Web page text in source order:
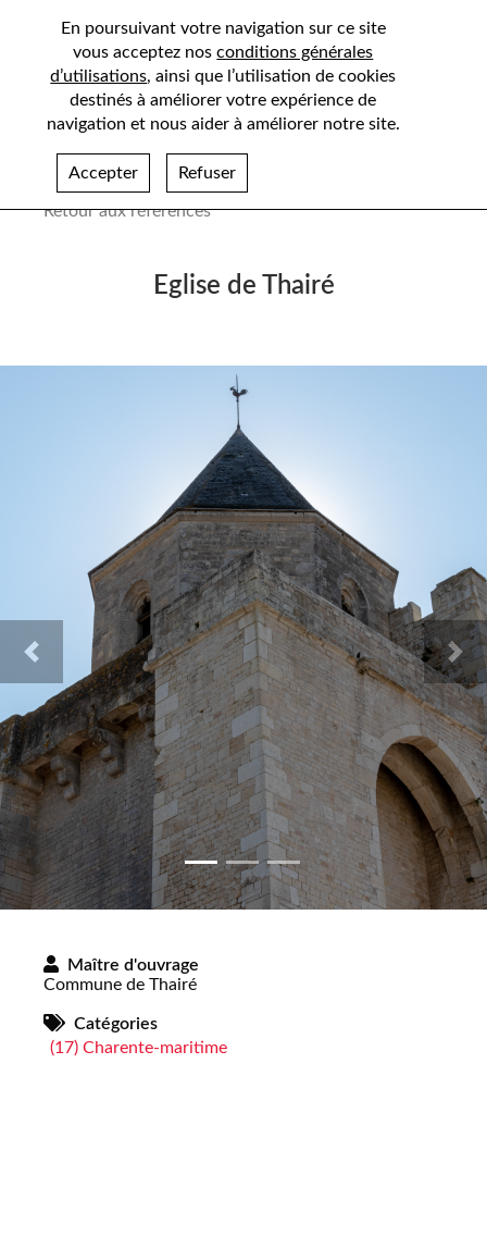
En poursuivant votre navigation sur ce site
vous acceptez nosconditions générales
d’utilisations, ainsi que l’utilisation de cookies
destinés à améliorer votre expérience de
navigation et nous aider à améliorer notre site.
Accepter Refuser
Retour aux références
Eglise de Thairé
Previous
Maître d'ouvrage
Commune de Thairé
Catégories
(17) Charente-maritime